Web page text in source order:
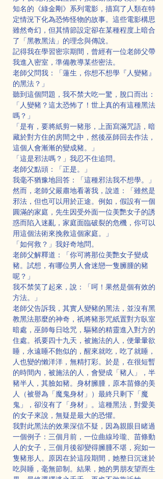
知名的《綠金剛》系列電影，描寫了人類在特
定情況下化為恐怖怪物的故事。這些電影構思
雖然奇幻，但其情節設定卻在某種程度上暗合
了「黑教黑法」的理念與傳說。
記得我在學習密宗期間，曾經有一位老師父帶
我進入密室，準備教導某些密法。
老師父問我：「蓮生，你想不想學『人變豬』
的黑法？」
聽到這個問題，我不禁大吃一驚，脫口而出：
「人變豬？這太恐怖了！世上真的有這種黑法
嗎？」
「是有，要將紙剪一豬形，上面寫滿咒語，暗
藏於對方住的房間之中，然後巫師回去作法，
這個人會漸漸的變成豬。」
「這是邪法嗎？」我忍不住追問。
老師父點頭：「正是。」
我毫不猶豫地回答：「這種邪法我不想學。」
然而，老師父嚴肅地看著我，說道：「雖然是
邪法，但也可以用於正途。例如，假設有一個
圓滿的家庭，先生因受外面一位美艷女子的誘
惑而陷入迷亂，家庭面臨破裂的危機，你可以
用這個法術來挽救這個家庭。」
「如何救？」我好奇地問。
老師父解釋道：「你可將那位美艷女子變成
豬。試想，有哪位男人會迷戀一隻臃腫的豬
呢？」
我不禁笑了起來，說：「呵！果然是個有效的
方法。」
老師父告訴我，其實人變豬的黑法，並沒有黑
教黑法那麼的神奇，祇將豬形咒紙置對方臥室
暗處，巫師每日唸咒，驅豬的精靈進入對方的
住處。祇要四十九天，被施法的人，便暈暈欲
睡，永遠睡不飽似的，醒來就吃，吃了就睡，
人也變的懶洋洋，無精打彩。於是，在很短暫
的時間內，被施法的人，會變成「豬人」，半
豬半人，其臉如豬。身材臃腫，原本苗條的美
人（被譽為「魔鬼身材」）最終只剩下「魔
鬼」，卻沒有了「身材」。這種黑法，對愛美
的女子來說，無疑是最大的恐懼。
我對此黑法的效果深信不疑，因為親眼目睹過
一個例子：三個月前，一位曲線玲瓏、苗條動
人的女子，三個月後卻變得臃腫不堪，宛如一
隻豬形人。原因在於這段期間，她整日沉迷於
吃與睡，毫無節制。結果，她的男朋友望而生